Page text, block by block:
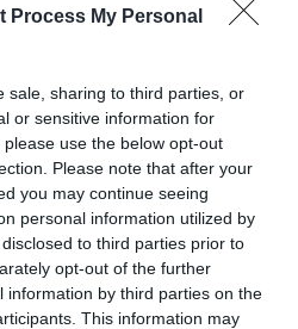
Process My Personal
sale, sharing to third parties, or
or sensitive information for
use the below opt-out
Please note that after your
you may continue seeing
personal information utilized by
to third parties prior to
opt-out of the further
information by third parties on the
This information may
περιοχές υπό ρωσική
μετά τα ουκρανικά
28χρονος Αφγανός
για την
13χρονης που
μέσω Snapchat